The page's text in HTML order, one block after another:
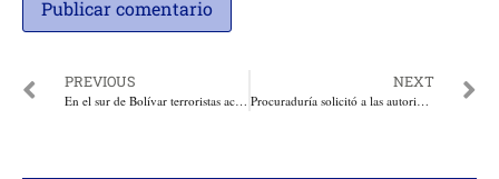
PREVIOUS
En el sur de Bolívar terroristas activan carga explosiva, hieriendo a seis patrulleros de la Policía Antinarcóticos
NEXT
Procuraduría solicitó a las autoridades del Cesar actuaciones ante el anuncio de ola invernal